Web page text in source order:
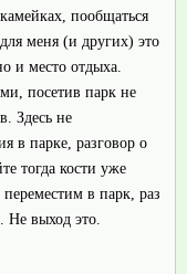
пообщаться
меня (и других) это
и место отдыха.
посетив парк не
Здесь не
в парке, разговор о
тогда кости уже
в парк, раз
Не выход это.